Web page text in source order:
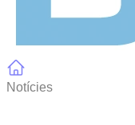
Notícies